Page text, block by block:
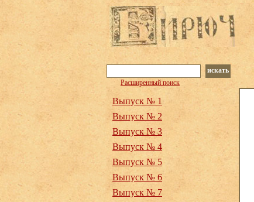
искать
Расширенный поиск
Выпуск № 1
Выпуск № 2
Выпуск № 3
Выпуск № 4
Выпуск № 5
Выпуск № 6
Выпуск № 7